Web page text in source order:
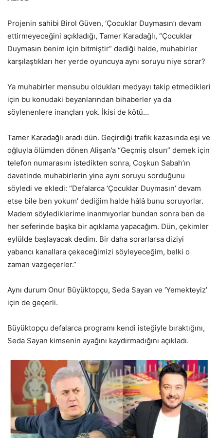
Projenin sahibi Birol Güven, ‘Çocuklar Duymasın’ı devam
ettirmeyeceğini açıkladığı, Tamer Karadağlı, “Çocuklar
Duymasın benim için bitmiştir” dediği halde, muhabirler
karşılaştıkları her yerde oyuncuya aynı soruyu niye sorar?
Ya muhabirler mensubu oldukları medyayı takip etmedikleri
için bu konudaki beyanlarından bihaberler ya da
söylenenlere inançları yok. İkisi de kötü…
Tamer Karadağlı aradı dün. Geçirdiği trafik kazasında eşi ve
oğluyla ölümden dönen Alişan’a “Geçmiş olsun” demek için
telefon numarasını istedikten sonra, Coşkun Sabah’ın
davetinde muhabirlerin yine aynı soruyu sorduğunu
söyledi ve ekledi: “Defalarca ‘Çocuklar Duymasın’ devam
etse bile ben yokum’ dediğim halde hâlâ bunu soruyorlar.
Madem söylediklerime inanmıyorlar bundan sonra ben de
her seferinde başka bir açıklama yapacağım. Dün, çekimler
eylülde başlayacak dedim. Bir daha sorarlarsa diziyi
yabancı kanallara çekeceğimizi söyleyeceğim, belki o
zaman vazgeçerler.”
Aynı durum Onur Büyüktopçu, Seda Sayan ve ‘Yemekteyiz’
için de geçerli.
Büyüktopçu defalarca programı kendi isteğiyle bıraktığını,
Seda Sayan kimsenin ayağını kaydırmadığını açıkladı.